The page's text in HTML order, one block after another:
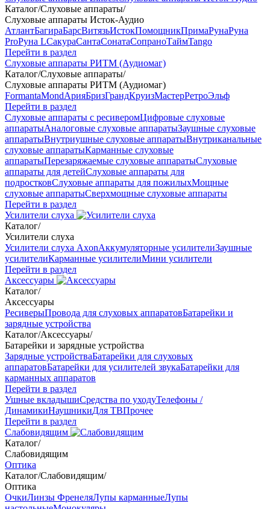
Каталог/Слуховые аппараты/
Слуховые аппараты Исток-Аудио
АтлантБагираБарсВитязьИстокПомощникПримаРунаРуна
ProРуна LСакураСантаСонатаСопраноТаймTango
Перейти в раздел
Слуховые аппараты РИТМ (Аудиомаг)
Каталог/Слуховые аппараты/
Слуховые аппараты РИТМ (Аудиомаг)
FormantaMondАрияБризГрандКруизМастерРетроЭльф
Перейти в раздел
Слуховые аппараты с ресиверомЦифровые слуховые
аппаратыАналоговые слуховые аппаратыЗаушные слуховые
аппаратыВнутриушные слуховые аппаратыВнутриканальные
слуховые аппаратыКарманные слуховые
аппаратыПерезаряжаемые слуховые аппаратыСлуховые
аппараты для детейСлуховые аппараты для
подростковСлуховые аппараты для пожилыхМощные
слуховые аппаратыСверхмощные слуховые аппараты
Перейти в раздел
Усилители слуха
Каталог/
Усилители слуха
Усилители слуха AxonАккумуляторные усилителиЗаушные
усилителиКарманные усилителиМини усилители
Перейти в раздел
Аксессуары
Каталог/
Аксессуары
РесиверыПровода для слуховых аппаратовБатарейки и
зарядные устройства
Каталог/Аксессуары/
Батарейки и зарядные устройства
Зарядные устройстваБатарейки для слуховых
аппаратовБатарейки для усилителей звукаБатарейки для
карманных аппаратов
Перейти в раздел
Ушные вкладышиСредства по уходуТелефоны /
ДинамикиНаушникиДля ТВПрочее
Перейти в раздел
Слабовидящим
Каталог/
Слабовидящим
Оптика
Каталог/Слабовидящим/
Оптика
ОчкиЛинзы ФренеляЛупы карманныеЛупы